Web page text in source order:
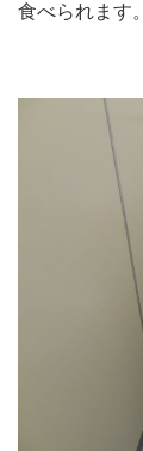
食べられます。